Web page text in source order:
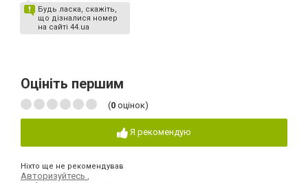
Будь ласка, скажіть,
що дізналися номер
на сайті 44.ua
Оцініть першим
(0 оцінок)
Я рекомендую
Ніхто ще не рекомендував
Авторизуйтесь